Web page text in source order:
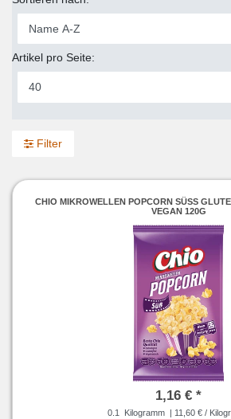
Artikel pro Seite:
Filter
CHIO MIKROWELLEN POPCORN SÜSS
EGAN 120G
1,16 € *
0.1 Kilogramm | 11,60 € /